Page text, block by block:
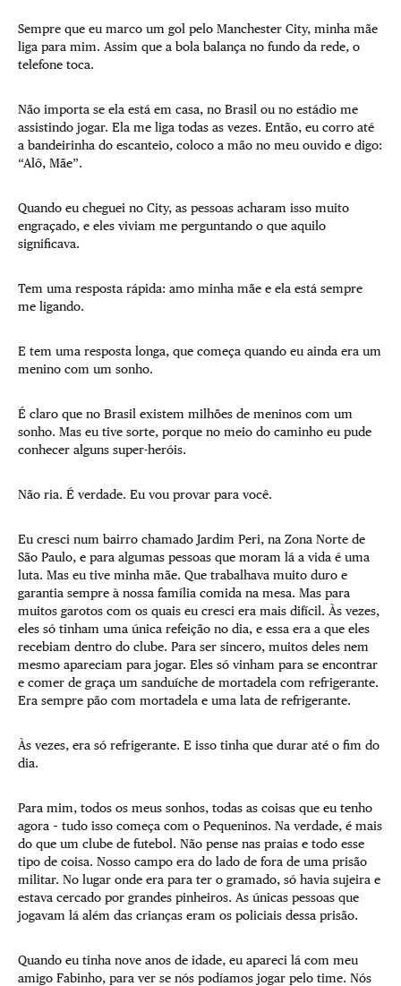
Sempre que eu marco um gol pelo Manchester City, minha mãe
liga para mim. Assim que a bola balança no fundo da rede, o
telefone toca.
Não importa se ela está em casa, no Brasil ou no estádio me
assistindo jogar. Ela me liga todas as vezes. Então, eu corro até
a bandeirinha do escanteio, coloco a mão no meu ouvido e digo:
“Alô, Mãe”.
Quando eu cheguei no City, as pessoas acharam isso muito
engraçado, e eles viviam me perguntando o que aquilo
significava.
Tem uma resposta rápida: amo minha mãe e ela está sempre
me ligando.
E tem uma resposta longa, que começa quando eu ainda era um
menino com um sonho.
É claro que no Brasil existem milhões de meninos com um
sonho. Mas eu tive sorte, porque no meio do caminho eu pude
conhecer alguns super-heróis.
Não ria. É verdade. Eu vou provar para você.
Eu cresci num bairro chamado Jardim Peri, na Zona Norte de
São Paulo, e para algumas pessoas que moram lá a vida é uma
luta. Mas eu tive minha mãe. Que trabalhava muito duro e
garantia sempre à nossa família comida na mesa. Mas para
muitos garotos com os quais eu cresci era mais difícil. Às vezes,
eles só tinham uma única refeição no dia, e essa era a que eles
recebiam dentro do clube. Para ser sincero, muitos deles nem
mesmo apareciam para jogar. Eles só vinham para se encontrar
e comer de graça um sanduíche de mortadela com refrigerante.
Era sempre pão com mortadela e uma lata de refrigerante.
Às vezes, era só refrigerante. E isso tinha que durar até o fim do
dia.
Para mim, todos os meus sonhos, todas as coisas que eu tenho
agora – tudo isso começa com o Pequeninos. Na verdade, é mais
do que um clube de futebol. Não pense nas praias e todo esse
tipo de coisa. Nosso campo era do lado de fora de uma prisão
militar. No lugar onde era para ter o gramado, só havia sujeira e
estava cercado por grandes pinheiros. As únicas pessoas que
jogavam lá além das crianças eram os policiais dessa prisão.
Quando eu tinha nove anos de idade, eu apareci lá com meu
amigo Fabinho, para ver se nós podíamos jogar pelo time. Nós